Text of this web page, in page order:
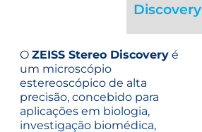
Discovery
OZEISS Stereo Discovery é
um microscópio
estereoscópico de alta
precisão, concebido para
aplicações em biologia,
investigação biomédica,